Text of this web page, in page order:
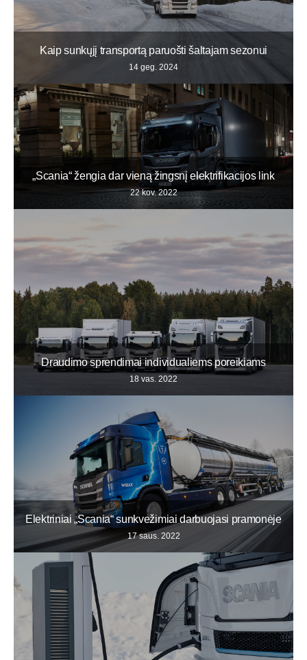
Kaip sunkųjį transportą paruošti šaltajam sezonui
14 geg. 2024
„Scania“ žengia dar vieną žingsnį elektrifikacijos link
22 kov. 2022
Draudimo sprendimai individualiems poreikiams
18 vas. 2022
Elektriniai „Scania“ sunkvežimiai darbuojasi pramonėje
17 saus. 2022